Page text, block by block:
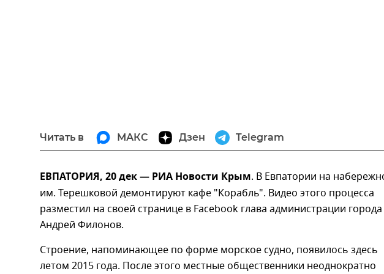
Читать в МАКС Дзен Telegram
ЕВПАТОРИЯ, 20 дек — РИА Новости Крым. В Евпатории на
им. Терешковой демонтируют кафе "Корабль". Видео этого процесса
разместил на своей странице в Facebook глава администрации города
Андрей Филонов.
Строение, напоминающее по форме морское судно, появилось здесь
летом 2015 года. После этого местные общественники неоднократно